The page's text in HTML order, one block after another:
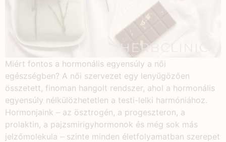
Miért fontos a hormonális egyensúly a női
egészségben? A női szervezet egy lenyűgözően
összetett, finoman hangolt rendszer, ahol a hormonális
egyensúly nélkülözhetetlen a testi-lelki harmóniához.
Hormonjaink – az ösztrogén, a progeszteron, a
prolaktin, a pajzsmirigyhormonok és még sok más
jelzőmolekula – szinte minden életfolyamatban szerepet